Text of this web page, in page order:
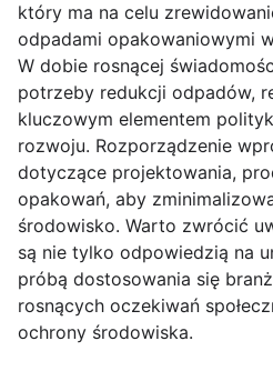
który ma na celu
odpadami opakowaniowymi
W dobie rosnącej
potrzeby redukcji odpadów,
kluczowym elementem
rozwoju. Rozporządzenie
dotyczące projektowania,
opakowań, aby
środowisko. Warto zwrócić
są nie tylko odpowiedzią na
próbą dostosowania się
rosnących oczekiwań
ochrony środowiska.